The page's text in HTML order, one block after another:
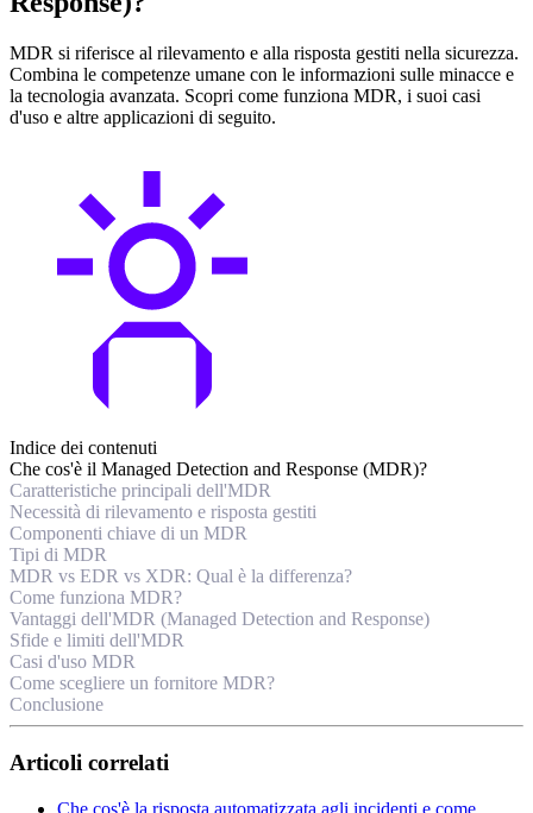
MDR si riferisce al rilevamento e alla risposta gestiti nella sicurezza.
Combina le competenze umane con le informazioni sulle minacce e
la tecnologia avanzata. Scopri come funziona MDR, i suoi casi
d'uso e altre applicazioni di seguito.
Indice dei contenuti
Che cos'è il Managed Detection and Response (MDR)?
Caratteristiche principali dell'MDR
Necessità di rilevamento e risposta gestiti
Componenti chiave di un MDR
Tipi di MDR
MDR vs EDR vs XDR: Qual è la differenza?
Come funziona MDR?
Vantaggi dell'MDR (Managed Detection and Response)
Sfide e limiti dell'MDR
Casi d'uso MDR
Come scegliere un fornitore MDR?
Conclusione
Articoli correlati
Che cos'è la risposta automatizzata agli incidenti e come